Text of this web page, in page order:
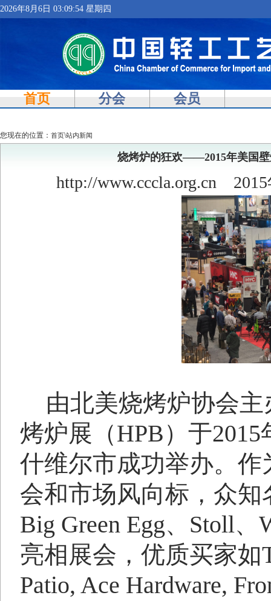
2026年8月6日 03:09:55 星期四
首页 分会 会员
您现在的位置： 首页\站内新闻
烧烤炉的狂欢——2015年美国
http://www.cccla.org.cn
由北美烧烤炉协会
烤炉展（HPB）于2015
什维尔市成功举办。
会和市场风向标，众知
Big Green Egg、 Stoll、
亮相展会，优质买家如
Patio, Ace Hardware,